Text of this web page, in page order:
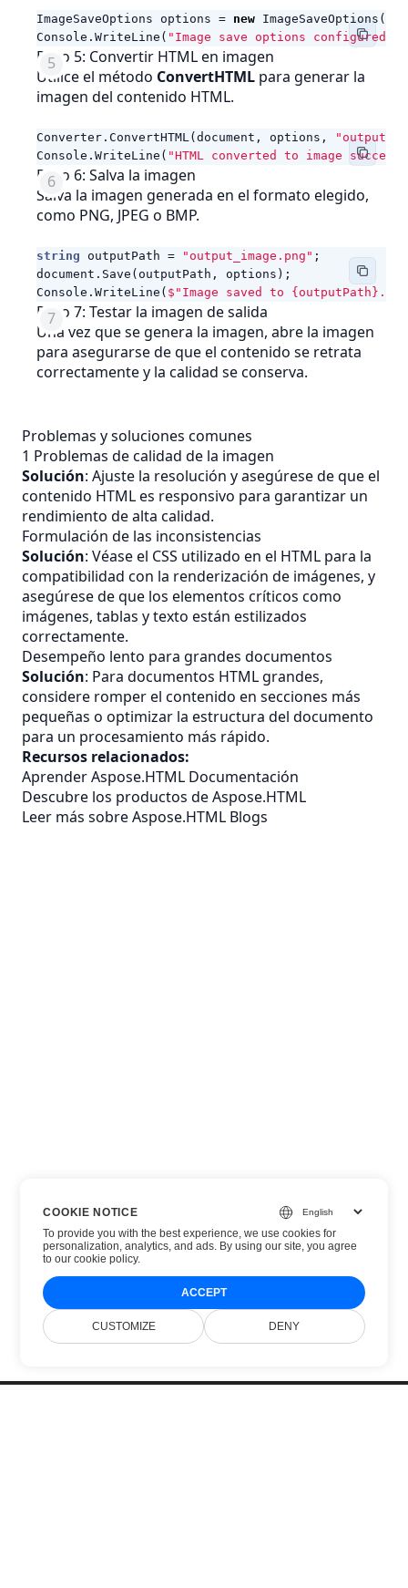
ImageSaveOptions options = new ImageSaveOptions (
Console . WriteLine ( "Image save options configured."
Paso 5: Convertir HTML en imagen
Utilice el método ConvertHTML para generar la
imagen del contenido HTML.
Converter . ConvertHTML( document , options ,
Console . WriteLine ( "HTML converted to image
Paso 6: Salva la imagen
Salva la imagen generada en el formato elegido,
como PNG, JPEG o BMP.
string outputPath = "output_image.png" ;
document . Save ( outputPath , options );
Console . WriteLine ( $"Image saved to {outputPath}."
Paso 7: Testar la imagen de salida
Una vez que se genera la imagen, abre la imagen
para asegurarse de que el contenido se retrata
correctamente y la calidad se conserva.
Problemas y soluciones comunes
1 Problemas de calidad de la imagen
Solución: Ajuste la resolución y asegúrese de que el
contenido HTML es responsivo para garantizar un
rendimiento de alta calidad.
Formulación de las inconsistencias
Solución: Véase el CSS utilizado en el HTML para la
compatibilidad con la renderización de imágenes, y
asegúrese de que los elementos críticos como
imágenes, tablas y texto están estilizados
correctamente.
Desempeño lento para grandes documentos
Solución: Para documentos HTML grandes,
considere romper el contenido en secciones más
pequeñas o optimizar la estructura del documento
para un procesamiento más rápido.
Recursos relacionados:
Aprender Aspose.HTML Documentación
Descubre los productos de Aspose.HTML
Leer más sobre Aspose.HTML Blogs
COOKIE NOTICE
To provide you with the best experience, we use cookies for
personalization, analytics, and ads. By using our site, you agree
toour cookie policy.
ACCEPT
CUSTOMIZE DENY